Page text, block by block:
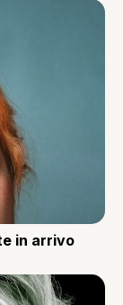
in arrivo